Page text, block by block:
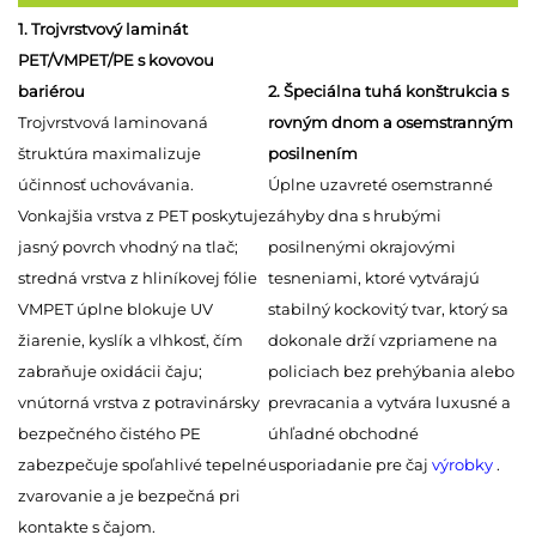
1. Trojvrstvový laminát
PET/VMPET/PE s kovovou
bariérou
Trojvrstvová laminovaná
štruktúra maximalizuje
účinnosť uchovávania.
Vonkajšia vrstva z PET poskytuje
jasný povrch vhodný na tlač;
stredná vrstva z hliníkovej fólie
VMPET úplne blokuje UV
žiarenie, kyslík a vlhkosť, čím
zabraňuje oxidácii čaju;
vnútorná vrstva z potravinársky
bezpečného čistého PE
zabezpečuje spoľahlivé tepelné
zvarovanie a je bezpečná pri
kontakte s čajom.
2. Špeciálna tuhá konštrukcia s
rovným dnom a osemstranným
posilnením
Úplne uzavreté osemstranné
záhyby dna s hrubými
posilnenými okrajovými
tesneniami, ktoré vytvárajú
stabilný kockovitý tvar, ktorý sa
dokonale drží vzpriamene na
policiach bez prehýbania alebo
prevracania a vytvára luxusné a
úhľadné obchodné
usporiadanie pre čaj výrobky .